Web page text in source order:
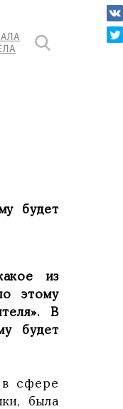
будет
из
этому
В
будет
в сфере
была